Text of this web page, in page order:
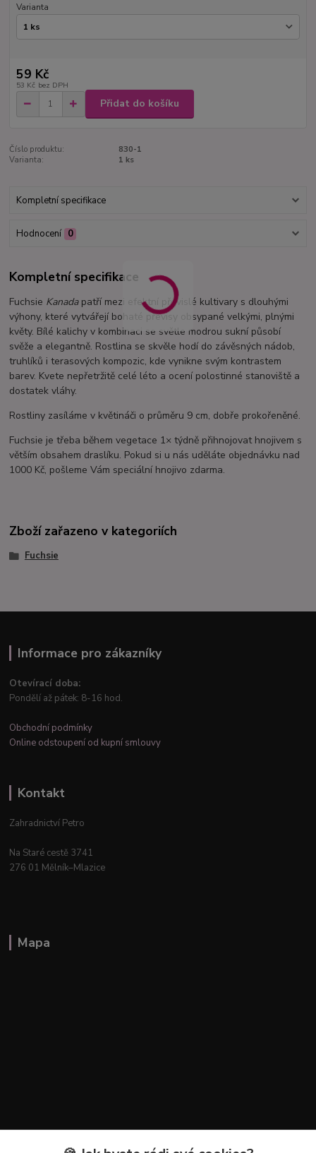
Varianta
59 Kč
53 Kč bez DPH
Přidat do košíku
Číslo produktu:
830-1
Varianta:
1 ks
Kompletní specifikace
Hodnocení 0
Kompletní specifikace
Fuchsie Kanadapatří mezi efektní převislé kultivary s dlouhými
výhony, které vytvářejí bohaté převisy obsypané velkými, plnými
květy. Bílé kalichy v kombinaci se světle modrou sukní působí
svěže a elegantně. Rostlina se skvěle hodí do závěsných nádob,
truhlíků i terasových kompozic, kde vynikne svým kontrastem
barev. Kvete nepřetržitě celé léto a ocení polostinné stanoviště a
dostatek vláhy.
Rostliny zasíláme v květináči o průměru 9 cm, dobře prokořeněné.
Fuchsie je třeba během vegetace 1× týdně přihnojovat hnojivem s
větším obsahem draslíku. Pokud si u nás uděláte objednávku nad
1000 Kč, pošleme Vám speciální hnojivo zdarma.
Zboží zařazeno v kategoriích
Fuchsie
Informace pro zákazníky
Otevírací doba:
Pondělí až pátek: 8-16 hod.
Obchodní podmínky
Online odstoupení od kupní smlouvy
Kontakt
Zahradnictví Petro
Na Staré cestě 3741
276 01 Mělník–Mlazice
Mapa